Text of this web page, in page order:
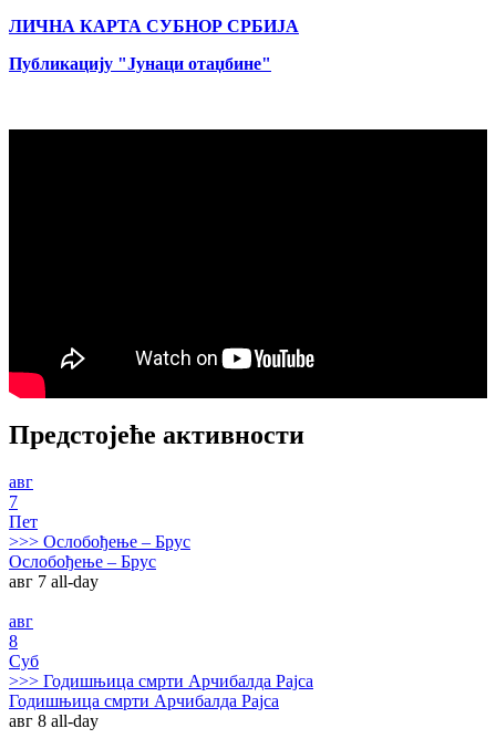
ЛИЧНА КАРТА СУБНОР СРБИЈА
Публикацију "Јунаци отаџбине"
Предстојеће активности
авг
7
Пет
>>> Ослобођење – Брус
Ослобођење – Брус
авг 7 all-day
авг
8
Суб
>>> Годишњица смрти Арчибалда Рајса
Годишњица смрти Арчибалда Рајса
авг 8 all-day